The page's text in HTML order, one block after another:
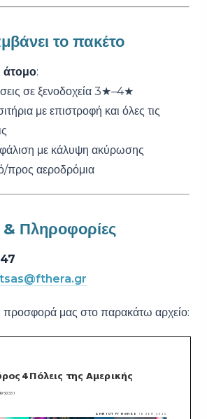
το πακέτο
:
σε ξενοδοχεία 3★–4★
με επιστροφή και όλες τις
με κάλυψη ακύρωσης
προς αεροδρόμια
Πληροφορίες
προσφορά μας στο παρακάτω αρχείο: